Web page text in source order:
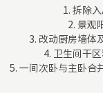
1. 拆除
2. 景观
3. 改动厨房墙体
4. 卫生间干
5. 一间次卧与主卧合